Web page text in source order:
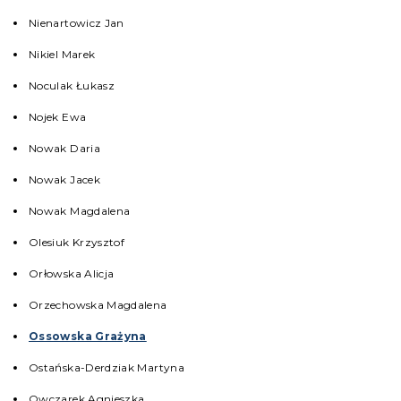
Nienartowicz Jan
Nikiel Marek
Noculak Łukasz
Nojek Ewa
Nowak Daria
Nowak Jacek
Nowak Magdalena
Olesiuk Krzysztof
Orłowska Alicja
Orzechowska Magdalena
Ossowska Grażyna
Ostańska-Derdziak Martyna